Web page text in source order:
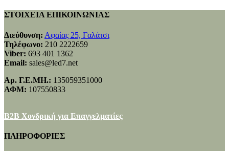
ΣΤΟΙΧΕΙΑ ΕΠΙΚΟΙΝΩΝΙΑΣ
Διεύθυνση: Αφαίας 25, Γαλάτσι
Τηλέφωνο: 210 2222659
Viber: 693 401 1362
Email: sales@led7.net
Αρ. Γ.Ε.ΜΗ.: 135059351000
ΑΦΜ: 107550833
B2B Χονδρική για Επαγγελματίες
ΠΛΗΡΟΦΟΡΙΕΣ